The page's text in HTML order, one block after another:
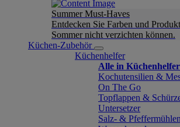
Summer Must-Haves
Entdecken Sie Farben und
Sommer nicht verzichten können.
Küchen-Zubehör
Küchenhelfer
Alle in Küchenhelfer
Kochutensilien &
On The Go
Topflappen &
Untersetzer
Salz- & Pfeffermühlen